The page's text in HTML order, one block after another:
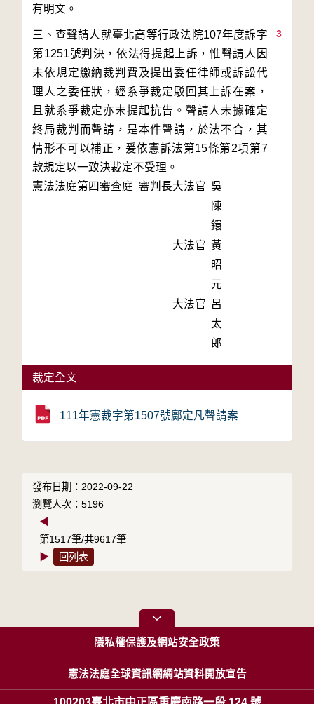
3
三、查聲請人就臺北高等行政法院107年度訴字
第1251號判決，依法得提起上訴，惟聲請人因
未依規定繳納裁判費及提出委任律師或訴訟代
理人之委任狀，經系爭裁定駁回其上訴在案，
且就系爭裁定亦未提起抗告。聲請人未據確定
終局裁判而聲請，是本件聲請，於法不合，其
情形不可以補正，爰依憲訴法第15條第2項第7
款規定以一致決裁定不受理。
憲法法庭第四審查庭 審判長大法官 吳
陳
鐶
大法官 黃
昭
元
大法官 呂
太
郎
裁定全文
111年憲裁字第1507號鄺定凡聲請案
發布日期：2022-09-22
瀏覽人次：5196
◀
第1517筆/共9617筆
▶
回列表
隱私權保護及網站安全政策
憲法法庭全球資訊網網站資料開放宣告